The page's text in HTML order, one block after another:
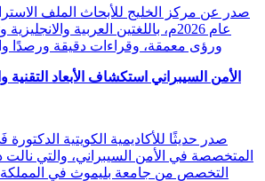
صدر عن مركز الخليج للأبحاث الملف
عام 2026م، باللغتين العربية
ورؤى معمقة، وقراءات دقيقة ورصدًا
الأمن السيبراني استكشاف الأبعاد التقنية
المتخصصة في الأمن السيبراني، والتي نالت
التخصص من جامعة بليموث في المملكة